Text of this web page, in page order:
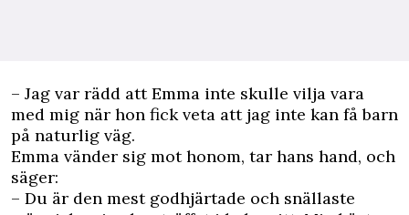
– Jag var rädd att Emma inte skulle vilja vara
med mig när hon fick veta att jag inte kan få barn
på naturlig väg.
Emma vänder sig mot honom, tar hans hand, och
säger:
– Du är den mest godhjärtade och snällaste